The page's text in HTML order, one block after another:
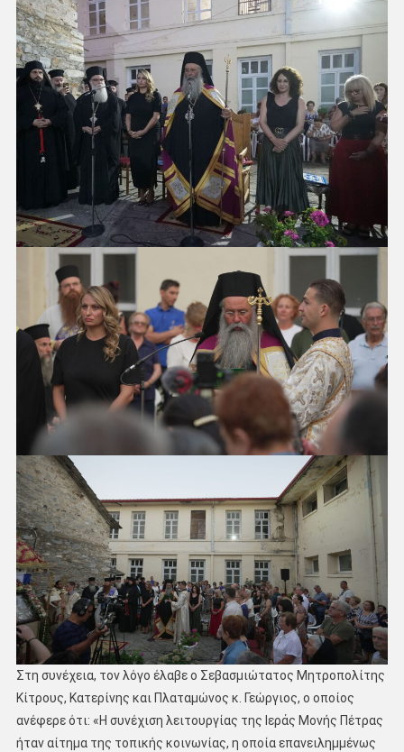
Στη συνέχεια, τον λόγο έλαβε ο Σεβασμιώτατος Μητροπολίτης
Κίτρους, Κατερίνης και Πλαταμώνος κ. Γεώργιος, ο οποίος
ανέφερε ότι: «Η συνέχιση λειτουργίας της Ιεράς Μονής Πέτρας
ήταν αίτημα της τοπικής κοινωνίας, η οποία επανειλημμένως